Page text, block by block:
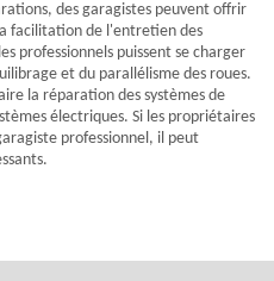
des garagistes peuvent offrir
facilitation de l'entretien des
professionnels puissent se charger
et du parallélisme des roues.
la réparation des systèmes de
électriques. Si les propriétaires
professionnel, il peut